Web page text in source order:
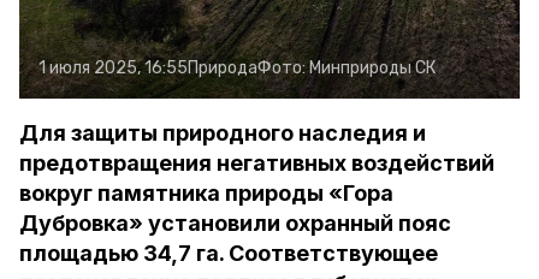
1 июля 2025, 16:55ПриродаФото:Минприроды СК
Для защиты природного наследия и
предотвращения негативных воздействий
вокруг памятника природы «Гора
Дубровка» установили охранный пояс
площадью 34,7 га. Соответствующее